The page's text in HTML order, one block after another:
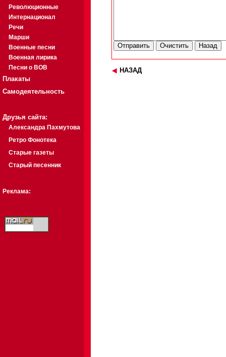
Революционные
Интернационал
Речи
Марши
Военные песни
Военная лирика
Песни о ВОВ
Плакаты
Самодеятельность
Друзья сайта:
Александра Пахмутова
Ретро Фонотека
Старые газеты
Старый песенник
Реклама:
НАЗАД